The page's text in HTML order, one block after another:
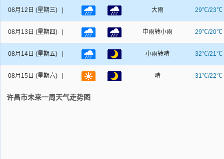
08月12日 (星期三) | 大雨 29℃/23℃
08月13日 (星期四) | 中雨转小雨 29℃/20℃
08月14日 (星期五) | 小雨转晴 32℃/21℃
08月15日 (星期六) | 晴 31℃/22℃
许昌市未来一周天气走势图